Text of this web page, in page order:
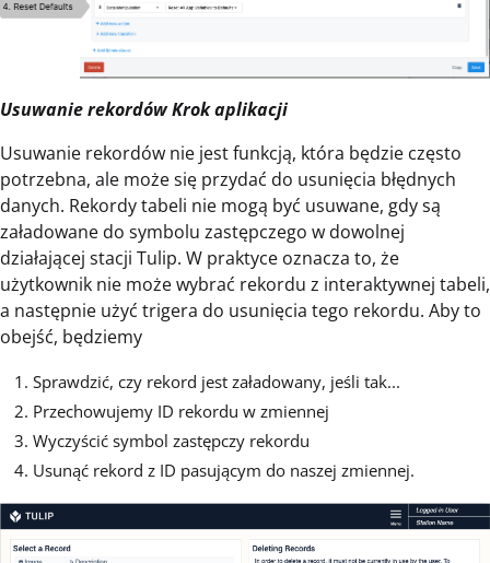
Usuwanie rekordów Krok aplikacji
Usuwanie rekordów nie jest funkcją, która będzie często
potrzebna, ale może się przydać do usunięcia błędnych
danych. Rekordy tabeli nie mogą być usuwane, gdy są
załadowane do symbolu zastępczego w dowolnej
działającej stacji Tulip. W praktyce oznacza to, że
użytkownik nie może wybrać rekordu z interaktywnej tabeli,
a następnie użyć trigera do usunięcia tego rekordu. Aby to
obejść, będziemy
Sprawdzić, czy rekord jest załadowany, jeśli tak...
Przechowujemy ID rekordu w zmiennej
Wyczyścić symbol zastępczy rekordu
Usunąć rekord z ID pasującym do naszej zmiennej.